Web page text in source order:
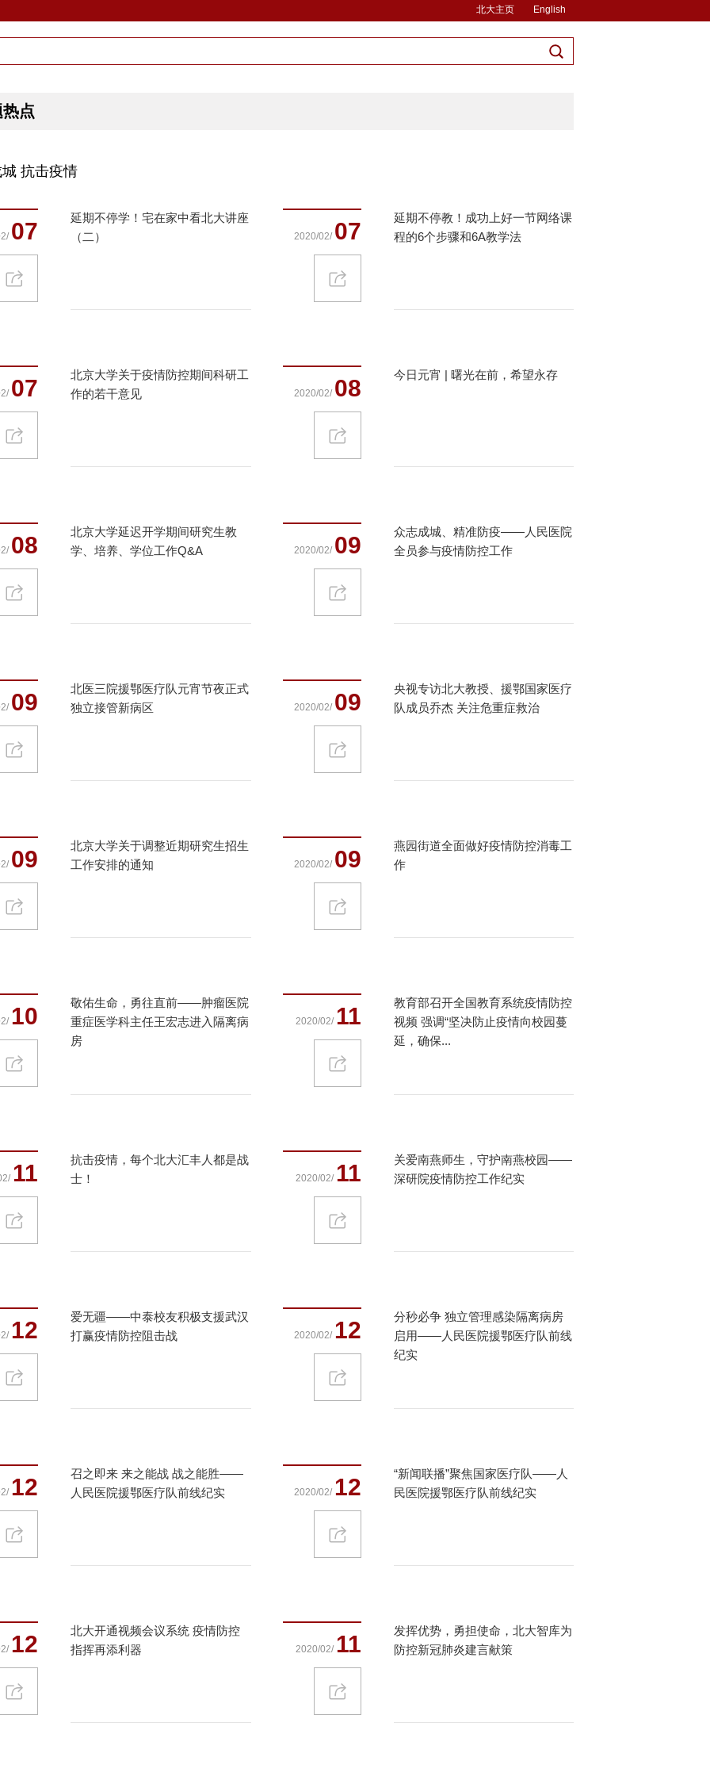
北大主页 English
点
抗击疫情
07
延期不停学！宅在家中看北大讲座
（二）
2020/02/ 07
延期不停教！成功上好一节网络课
程的6个步骤和6A教学法
07
北京大学关于疫情防控期间科研工
作的若干意见
2020/02/ 08
今日元宵 | 曙光在前，希望永存
08
北京大学延迟开学期间研究生教
学、培养、学位工作Q&A
2020/02/ 09
众志成城、精准防疫——人民医院
全员参与疫情防控工作
09
北医三院援鄂医疗队元宵节夜正式
独立接管新病区
2020/02/ 09
央视专访北大教授、援鄂国家医疗
队成员乔杰 关注危重症救治
09
北京大学关于调整近期研究生招生
工作安排的通知
2020/02/ 09
燕园街道全面做好疫情防控消毒工
作
10
敬佑生命，勇往直前——肿瘤医院
重症医学科主任王宏志进入隔离病
房
2020/02/ 11
教育部召开全国教育系统疫情防控
视频 强调“坚决防止疫情向校园蔓
延，确保...
11
抗击疫情，每个北大汇丰人都是战
士！
2020/02/ 11
关爱南燕师生，守护南燕校园——
深研院疫情防控工作纪实
12
爱无疆——中泰校友积极支援武汉
打赢疫情防控阻击战
2020/02/ 12
分秒必争 独立管理感染隔离病房
启用——人民医院援鄂医疗队前线
纪实
12
召之即来 来之能战 战之能胜——
人民医院援鄂医疗队前线纪实
2020/02/ 12
“新闻联播”聚焦国家医疗队——人
民医院援鄂医疗队前线纪实
12
北大开通视频会议系统 疫情防控
指挥再添利器
2020/02/ 11
发挥优势，勇担使命，北大智库为
防控新冠肺炎建言献策